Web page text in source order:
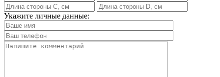
Укажите личные данные: